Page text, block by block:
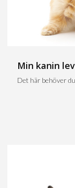
Min kanin
Det här behöver